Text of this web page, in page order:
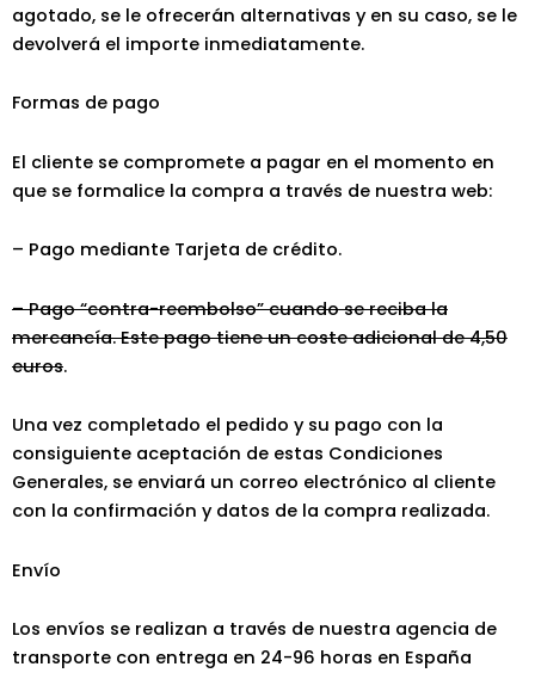
agotado, se le ofrecerán alternativas y en su caso, se le
devolverá el importe inmediatamente.
Formas de pago
El cliente se compromete a pagar en el momento en
que se formalice la compra a través de nuestra web:
– Pago mediante Tarjeta de crédito.
– Pago “contra-reembolso” cuando se reciba la
mercancía. Este pago tiene un coste adicional de 4,50
euros.
Una vez completado el pedido y su pago con la
consiguiente aceptación de estas Condiciones
Generales, se enviará un correo electrónico al cliente
con la confirmación y datos de la compra realizada.
Envío
Los envíos se realizan a través de nuestra agencia de
transporte con entrega en 24-96 horas en España